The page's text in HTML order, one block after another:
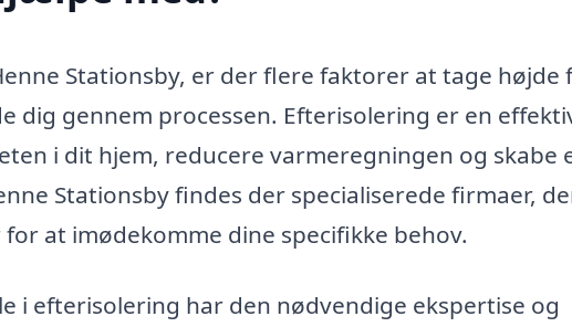
Stationsby, er der flere faktorer at tage højde
dig gennem processen. Efterisolering er en
i dit hjem, reducere varmeregningen og skabe
Stationsby findes der specialiserede firmaer,
at imødekomme dine specifikke behov.
i efterisolering har den nødvendige ekspertise og